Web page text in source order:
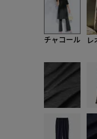
チャコール レ